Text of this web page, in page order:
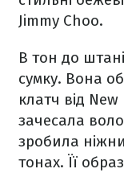
Jimmy Choo.
В тон до
сумку. Вона
клатч від
зачесала
зробила
тонах. Її